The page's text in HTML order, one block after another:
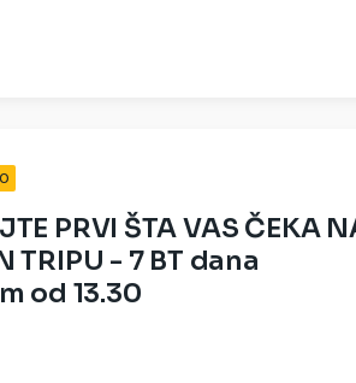
PRVI ŠTA VAS ČEKA
TRIPU - 7 BT dana
od 13.30